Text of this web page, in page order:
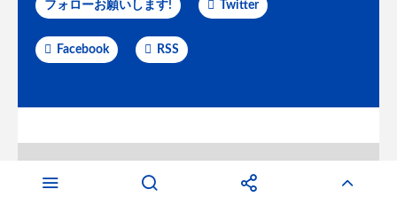
フォローお願いします! Twitter
Facebook RSS
アニメ